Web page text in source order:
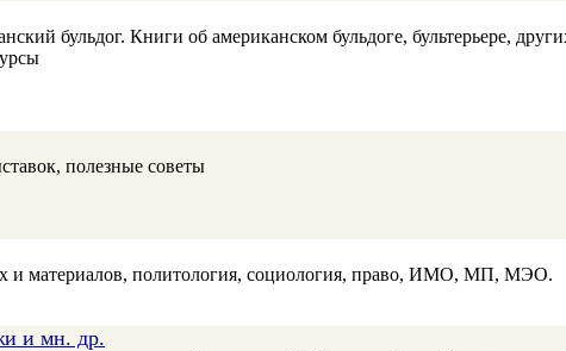
бульдог. Книги об американском бульдоге, бультерьере,
полезные советы
и материалов, политология, социология, право, ИМО, МП, МЭО.
и мн. др.